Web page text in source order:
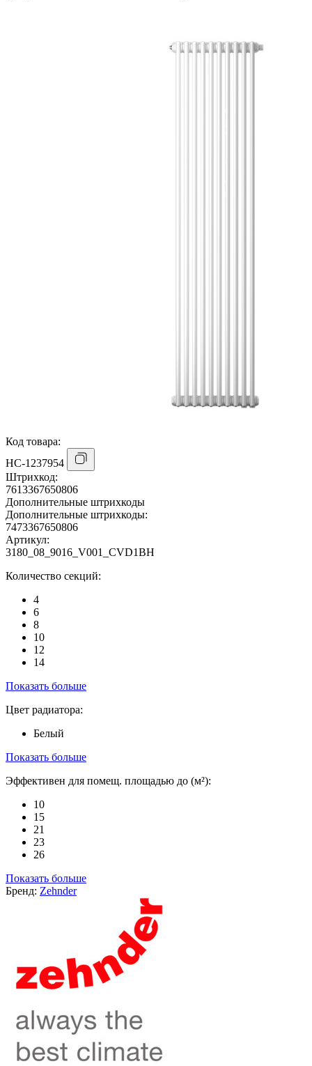
Код товара:
НС-1237954
Штрихкод:
7613367650806
Дополнительные штрихкоды
Дополнительные штрихкоды:
7473367650806
Артикул:
3180_08_9016_V001_CVD1BH
Количество секций:
4
6
8
10
12
14
Показать больше
Цвет радиатора:
Белый
Показать больше
Эффективен для помещ. площадью до (м²):
10
15
21
23
26
Показать больше
Бренд: Zehnder